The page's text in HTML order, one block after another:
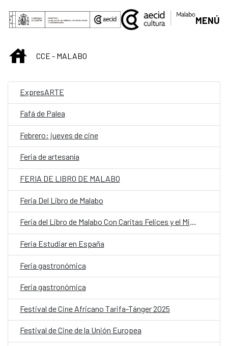
Skip to Main Content
MENÚ
INICIOCCE - MALABO
ExpresARTE
Fafá de Palea
Febrero: jueves de cine
Feria de artesanía
FERIA DE LIBRO DE MALABO
Feria Del Libro de Malabo
Feria del Libro de Malabo Con Caritas Felices y el Ministerio de Cultura, Turismo y Promoción Artesanal
Feria Estudiar en España
Feria gastronómica
Feria gastronómica
Festival de Cine Africano Tarifa-Tánger 2025
Festival de Cine de la Unión Europea